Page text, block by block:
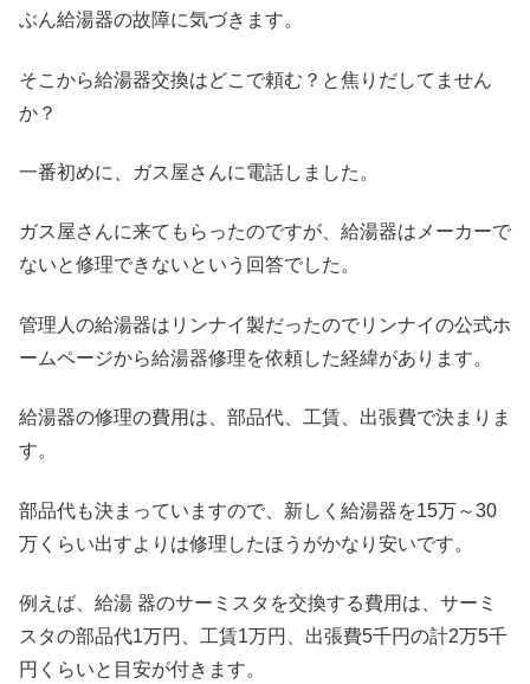
ぶん給湯器の故障に気づきます。
そこから給湯器交換はどこで頼む？と焦りだしてません
か？
一番初めに、ガス屋さんに電話しました。
ガス屋さんに来てもらったのですが、給湯器はメーカーで
ないと修理できないという回答でした。
管理人の給湯器はリンナイ製だったのでリンナイの公式ホ
ームページから給湯器修理を依頼した経緯があります。
給湯器の修理の費用は、部品代、工賃、出張費で決まりま
す。
部品代も決まっていますので、新しく給湯器を15万～30
万くらい出すよりは修理したほうがかなり安いです。
例えば、給湯 器のサーミスタを交換する費用は、サーミ
スタの部品代1万円、工賃1万円、出張費5千円の計2万5千
円くらいと目安が付きます。